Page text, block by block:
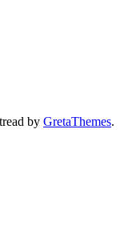
by GretaThemes.